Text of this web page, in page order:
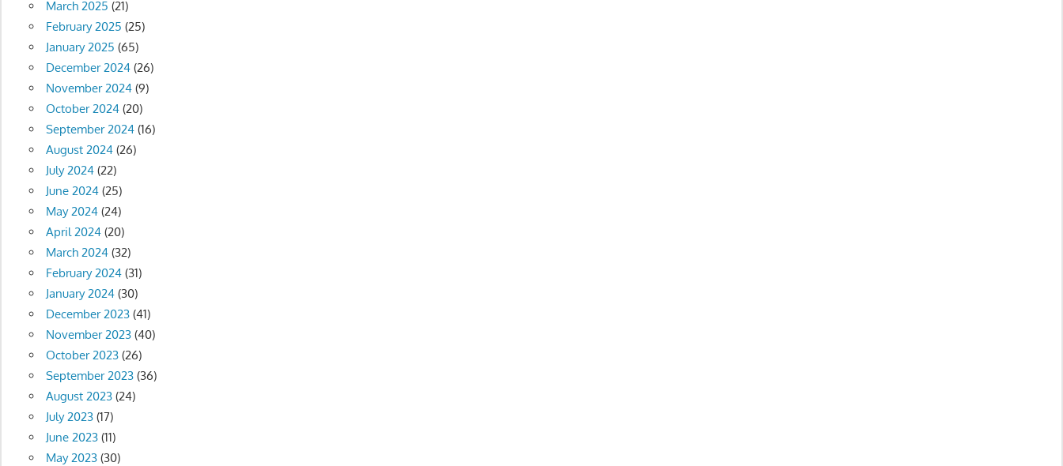
March 2025 (21)
February 2025 (25)
January 2025 (65)
December 2024(26)
November 2024(9)
October 2024(20)
September 2024(16)
August 2024(26)
July 2024(22)
June 2024(25)
May 2024(24)
April 2024(20)
March 2024(32)
February 2024(31)
January 2024(30)
December 2023(41)
November 2023(40)
October 2023(26)
September 2023(36)
August 2023(24)
July 2023(17)
June 2023(11)
May 2023(30)